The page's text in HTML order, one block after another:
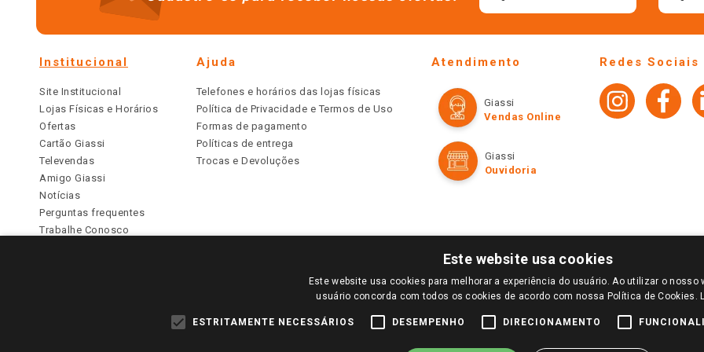
Institucional
Site Institucional
Lojas Físicas e Horários
Ofertas
Cartão Giassi
Televendas
Amigo Giassi
Notícias
Perguntas frequentes
Trabalhe Conosco
Ajuda
Telefones e horários das lojas físicas
Política de Privacidade e Termos de Uso
Formas de pagamento
Políticas de entrega
Trocas e Devoluções
Atendimento
Giassi
Vendas Online
Giassi
Ouvidoria
Redes Sociais
PARA VER OS PREÇOS DA SUA REGIÃO, FAÇA LOGIN E SELECIONE A LOJA DE SUA PREFERÊNCIA. SOMENTE APÓS O LOGIN, OS PREÇOS
TODOS OS PREÇOS E CONDIÇÕES COMERCIAIS DESTE SITE SÃO VÁLIDOS APENAS PARA COMPRAS REALIZADAS NO GIASSI.COM.BR E NA LOJA
DE BUSCAS.
Este website usa cookies
Este website usa cookies para melhorar a experiência do usuário. Ao utilizar o nosso
usuário concorda com todos os cookies de acordo com nossa Política de Cookies.
ESTRITAMENTE NECESSÁRIOS DESEMPENHO DIRECIONAMENTO